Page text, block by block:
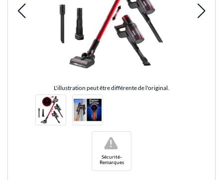
L'illustration peut être différente de l'original.
Sécurité-
Remarques
!